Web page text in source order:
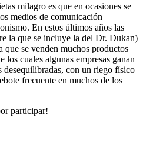
milagro es que en ocasiones se
medios de comunicación
En estos últimos años las
la que se incluye la del Dr. Dukan)
que se venden muchos productos
los cuales algunas empresas ganan
desequilibradas, con un riego físico
frecuente en muchos de los
participar!